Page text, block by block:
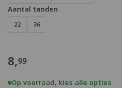
Aantal tanden
22 36
€
8,99
Op voorraad, kies alle opties